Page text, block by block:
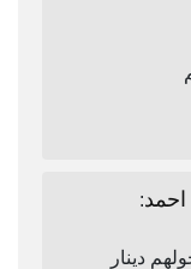
:
دينار